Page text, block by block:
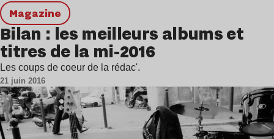
magazine
Bilan : les meilleurs albums et
titres de la mi-2016
Les coups de coeur de la rédac'.
21 juin 2016